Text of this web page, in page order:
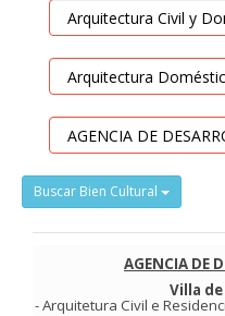
Buscar Bien Cultural
AGENCIA DE
Villa
-Arquitetura Civil e